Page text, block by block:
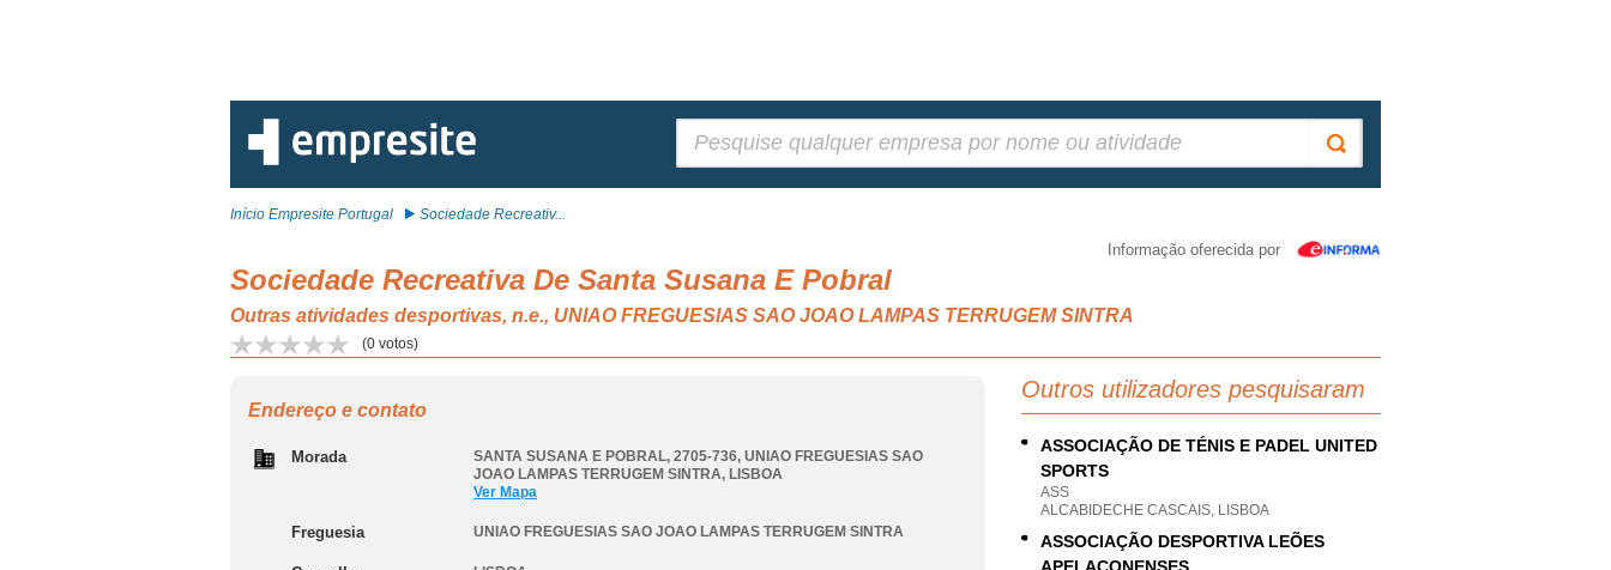
Início Empresite Portugal Sociedade Recreativ...
Informação oferecida por
Sociedade Recreativa De Santa Susana E Pobral
Outras atividades desportivas, n.e., UNIAO FREGUESIAS SAO JOAO LAMPAS TERRUGEM SINTRA
(0 votos)
Endereço e contato
Morada SANTA SUSANA E POBRAL, 2705-736, UNIAO FREGUESIAS SAO
JOAO LAMPAS TERRUGEM SINTRA, LISBOA
Ver Mapa
Freguesia UNIAO FREGUESIAS SAO JOAO LAMPAS TERRUGEM SINTRA
Outros utilizadores pesquisaram
ASSOCIAÇÃO DE TÉNIS E PADEL UNITED
SPORTS
ASS
ALCABIDECHE CASCAIS, LISBOA
ASSOCIAÇÃO DESPORTIVA LEÕES